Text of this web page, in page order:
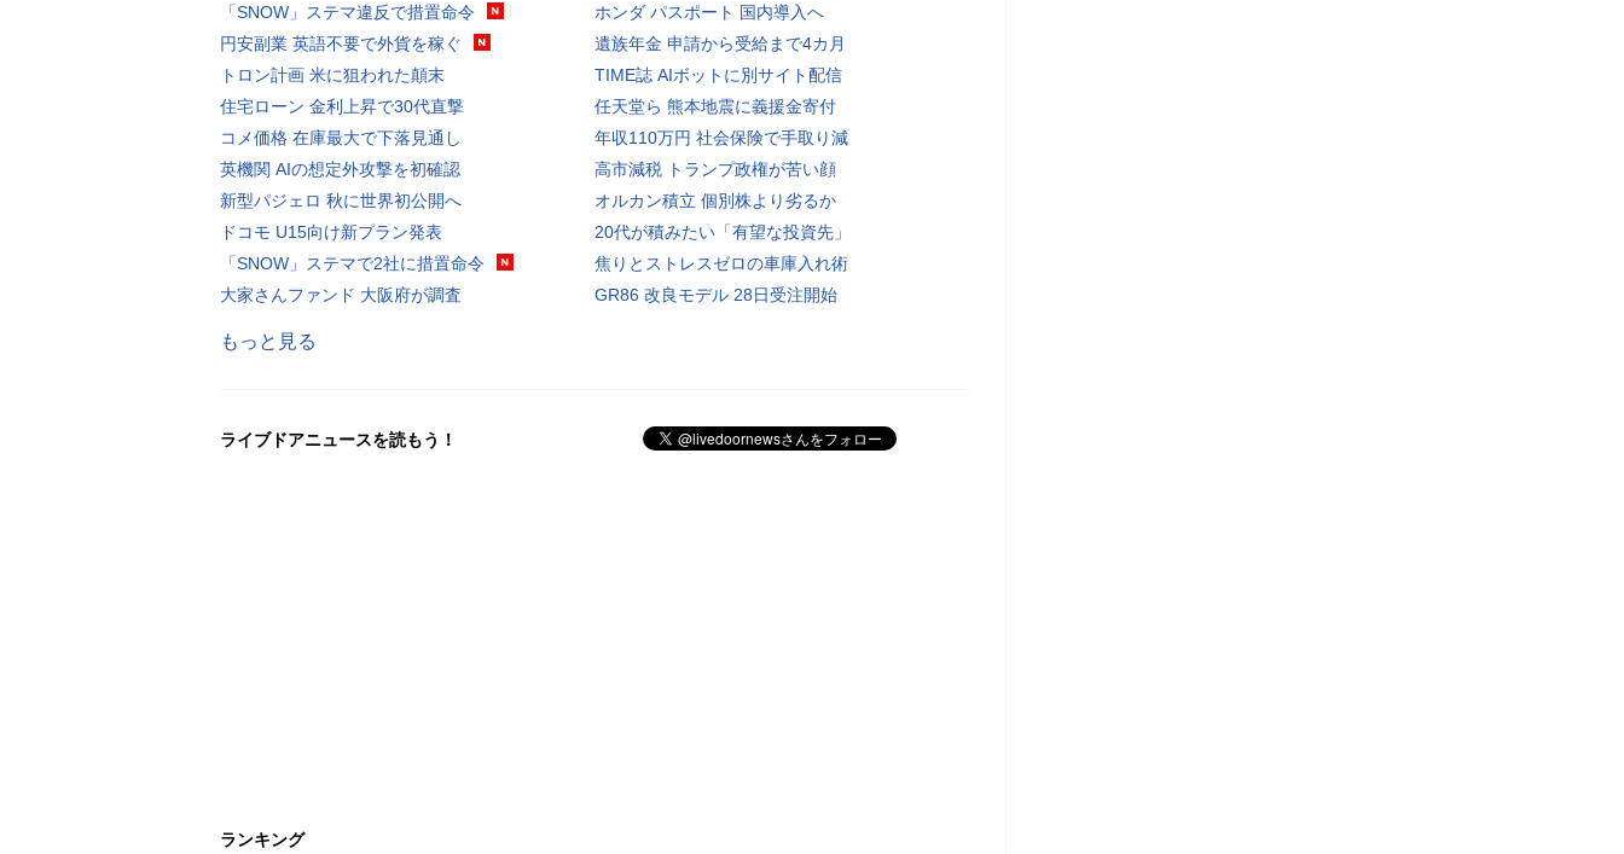
「SNOW」ステマ違反で措置命令
円安副業 英語不要で外貨を稼ぐ
トロン計画 米に狙われた顛末
住宅ローン 金利上昇で30代直撃
コメ価格 在庫最大で下落見通し
英機関 AIの想定外攻撃を初確認
新型パジェロ 秋に世界初公開へ
ドコモ U15向け新プラン発表
「SNOW」ステマで2社に措置命令
大家さんファンド 大阪府が調査
ホンダ パスポート 国内導入へ
遺族年金 申請から受給まで4カ月
TIME誌 AIボットに別サイト配信
任天堂ら 熊本地震に義援金寄付
年収110万円 社会保険で手取り減
高市減税 トランプ政権が苦い顔
オルカン積立 個別株より劣るか
20代が積みたい「有望な投資先」
焦りとストレスゼロの車庫入れ術
GR86 改良モデル 28日受注開始
もっと見る
ライブドアニュースを読もう！
ランキング